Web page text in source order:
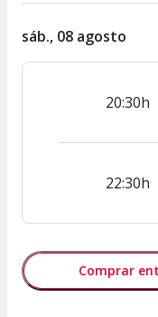
sáb., 08 agosto
20:30h
22:30h
Comprar